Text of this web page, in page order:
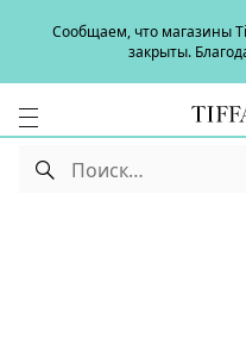
Сообщаем, что магазины
закрыты.